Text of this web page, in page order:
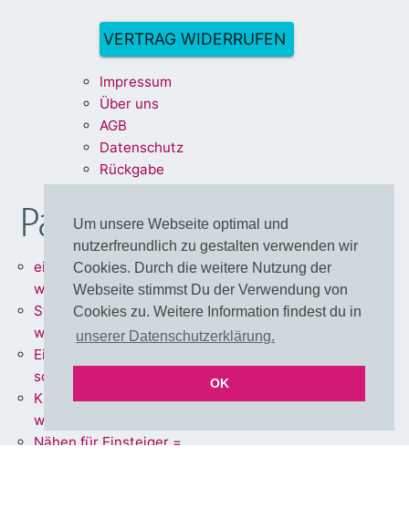
Um unsere Webseite optimal und
nutzerfreundlich zu gestalten verwenden wir
Cookies. Durch die weitere Nutzung der
Webseite stimmst Du der Verwendung von
Cookies zu. Weitere Information findest du in
unserer Datenschutzerklärung.
OK
VERTRAG WIDERRUFEN
Impressum
Über uns
AGB
Datenschutz
Rückgabe
Partnershops
einfärbbare Meterware =
www.stoff.love
Stoffe + Schnittmuster =
www.schnoffle.de
Eigene Stoffe = www.stoff-
schmie.de
Kissen Made in Germany =
www.kissen.love
Nähen für Einsteiger =